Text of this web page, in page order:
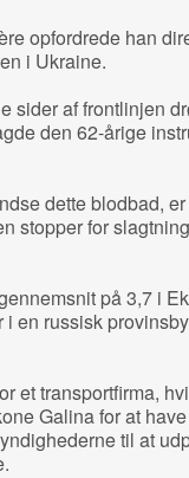
opfordrede han
i Ukraine.
sider af frontlinjen
den 62-årige
dette blodbad,
stopper for
på 3,7 i
i en russisk
et transportfirma,
Galina for at
til at